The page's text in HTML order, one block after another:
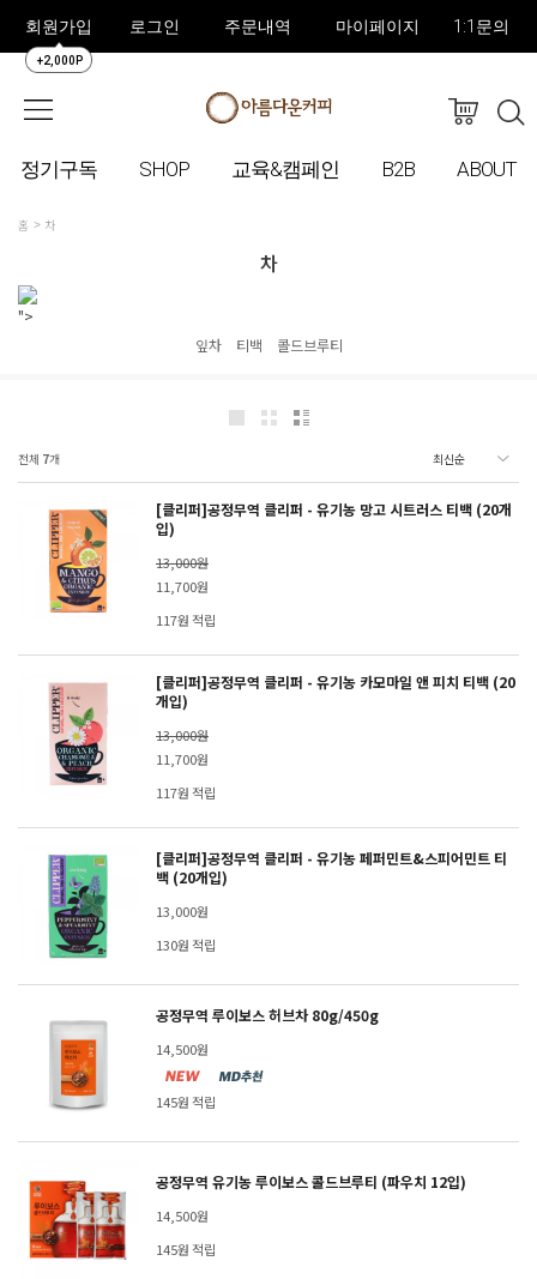
회원가입
+2,000P
로그인 주문내역 마이페이지 1:1문의
정기구독 SHOP 교육&캠페인 B2B ABOUT
홈 차
차
">
잎차
티백 콜드브루티
전체 7개
[클리퍼]공정무역 클리퍼 - 유기농 망고 시트러스 티백 (20개
입)
13,000원
11,700원
117원 적립
[클리퍼]공정무역 클리퍼 - 유기농 카모마일 앤 피치 티백 (20
개입)
13,000원
11,700원
117원 적립
[클리퍼]공정무역 클리퍼 - 유기농 페퍼민트&스피어민트 티
백 (20개입)
13,000원
130원 적립
공정무역 루이보스 허브차 80g/450g
14,500원
145원 적립
공정무역 유기농 루이보스 콜드브루티 (파우치 12입)
14,500원
145원 적립